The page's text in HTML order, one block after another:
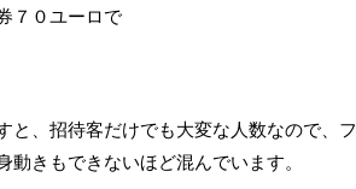
７０ユーロで
と、招待客だけでも大変な人数なので、フ
きもできないほど混んでいます。